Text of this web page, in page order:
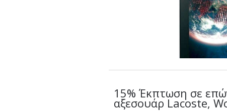
15% Έκπτωση σε
αξεσουάρ Lacoste,